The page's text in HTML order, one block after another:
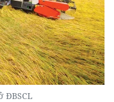
ĐBSCL